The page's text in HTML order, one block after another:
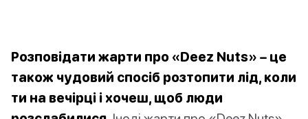
Розповідати жарти про «Deez Nuts» – це
також чудовий спосіб розтопити лід, коли
ти на вечірці і хочеш, щоб люди